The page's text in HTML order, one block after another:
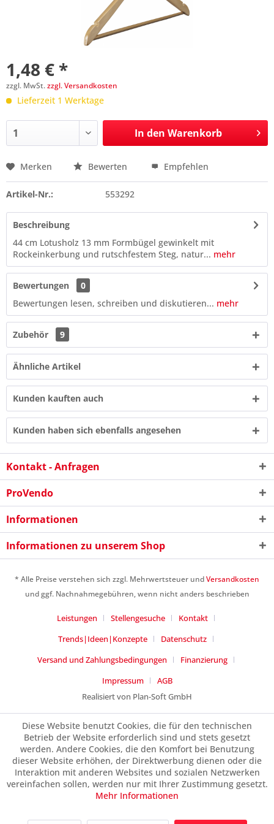
1,48 € *
zzgl. MwSt.zzgl. Versandkosten
Lieferzeit 1 Werktage
In den Warenkorb
Preis anfragen
verstanden und stimme zu. *
Mit * gekennzeichnete Felder sind Pflichtfelder.
Merken Bewerten Empfehlen
Artikel-Nr.: 553292
Beschreibung
44 cm Lotusholz 13 mm Formbügel gewinkelt mit
Rockeinkerbung und rutschfestem Steg, natur... mehr
Bewertungen
0
Bewertungen lesen, schreiben und diskutieren... mehr
Zubehör 9
Ähnliche Artikel
Kunden kauften auch
Kunden haben sich ebenfalls angesehen
Kontakt - Anfragen
ProVendo
Informationen
Informationen zu unserem Shop
* Alle Preise verstehen sich zzgl. Mehrwertsteuer undVersandkosten
und ggf. Nachnahmegebühren, wenn nicht anders beschrieben
Leistungen Stellengesuche
Kontakt
Trends|Ideen|Konzepte
Datenschutz
Versand und Zahlungsbedingungen
Finanzierung
Impressum
AGB
Realisiert von Plan-Soft GmbH
Diese Website benutzt Cookies, die für den technischen
Betrieb der Website erforderlich sind und stets gesetzt
werden. Andere Cookies, die den Komfort bei Benutzung
dieser Website erhöhen, der Direktwerbung dienen oder die
Interaktion mit anderen Websites und sozialen Netzwerken
vereinfachen sollen, werden nur mit Ihrer Zustimmung gesetzt.
Mehr Informationen